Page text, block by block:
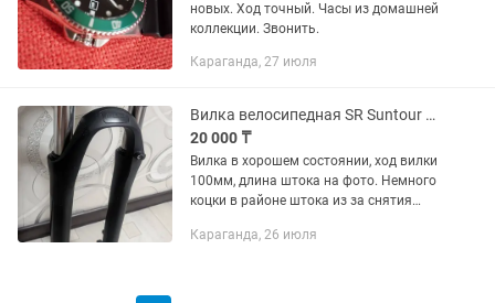
новых. Ход точный. Часы из домашней
коллекции. Звонить.
Караганда, 27 июля
Вилка велосипедная SR Suntour 100mm
20 000 ₸
Вилка в хорошем состоянии, ход вилки
100мм, длина штока на фото. Немного
коцки в районе штока из за снятия
БЕЗ ТОРГА! САМОВЫВОЗ!
Караганда, 26 июля